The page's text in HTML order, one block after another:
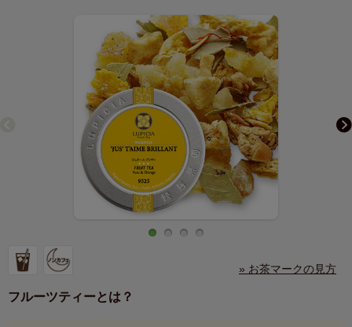
» お茶マークの見方
フルーツティーとは？